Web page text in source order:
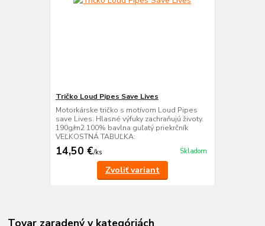
Tričko Loud Pipes Save Lives
Motorkárske tričko s motívom Loud Pipes
save Lives. Hlasné výfuky zachraňujú životy.
190g/m2 100% bavlna guľatý priekrčník
VEĽKOSTNÁ TABUĽKA:
14,50 €/ks Skladom
Zvoliť variant
Tovar zaradený v kategóriách